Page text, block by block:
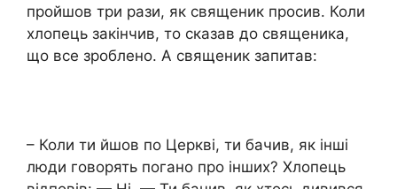
пройшов три рази, як священик просив. Коли
хлопець закінчив, то сказав до священика,
що все зроблено. А священик запитав:
– Коли ти йшов по Церкві, ти бачив, як інші
люди говорять погано про інших? Хлопець